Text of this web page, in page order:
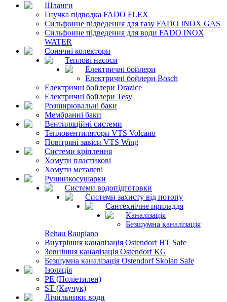
Шланги
Гнучка підводка FADO FLEX
Сильфонне підведення для газу FADO INOX GAS
Сильфонне підведення для води FADO INOX
WATER
Сонячні колектори
Теплові насоси
Електричні бойлери
Електричні бойлери Bosch
Електричні бойлери Drazice
Електричні бойлери Tesy
Розширювальні баки
Мембранні баки
Вентиляційні системи
Тепловентилятори VTS Volcano
Повітряні завіси VTS Wing
Системи кріплення
Хомути пластикові
Хомути металеві
Рушникосушарки
Системи водопідготовки
Системи захисту від потопу
Сантехнічне приладдя
Каналізація
Безшумна каналізація
Rehau Raupiano
Внутрішня каналізація Ostendorf HT Safe
Зовнішня каналізація Ostendorf KG
Безшумна каналізація Ostendorf Skolan Safe
Ізоляція
PE (Поліетилен)
ST (Каучук)
Лічильники води